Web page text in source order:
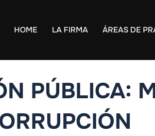
HOME LA FIRMA ÁREAS DE
PÚBLICA: